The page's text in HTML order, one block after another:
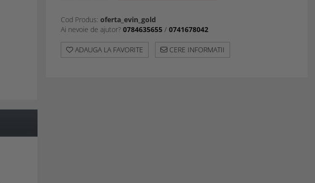
Cod Produs: oferta_evin_gold
Ai nevoie de ajutor? 0784635655 / 0741678042
ADAUGA LA FAVORITE CERE INFORMATII